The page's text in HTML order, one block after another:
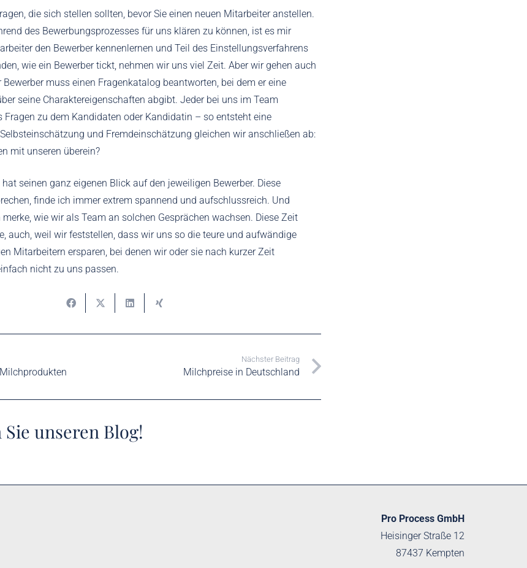
die sich stellen sollten, bevor Sie einen neuen Mitarbeiter anstellen.
des Bewerbungsprozesses für uns klären zu können, ist es mir
den Bewerber kennenlernen und Teil des Einstellungsverfahrens
wie ein Bewerber tickt, nehmen wir uns viel Zeit. Aber wir gehen auch
Bewerber muss einen Fragenkatalog beantworten, bei dem er eine
seine Charaktereigenschaften abgibt. Jeder bei uns im Team
Fragen zu dem Kandidaten oder Kandidatin – so entsteht eine
und Fremdeinschätzung gleichen wir anschließen ab:
mit unseren überein?
seinen ganz eigenen Blick auf den jeweiligen Bewerber. Diese
finde ich immer extrem spannend und aufschlussreich. Und
wie wir als Team an solchen Gesprächen wachsen. Diese Zeit
auch, weil wir feststellen, dass wir uns so die teure und aufwändige
Mitarbeitern ersparen, bei denen wir oder sie nach kurzer Zeit
nicht zu uns passen.
Nächster Beitrag
Milchpreise in Deutschland
unseren Blog!
Pro Process GmbH
Heisinger Straße 12
87437 Kempten